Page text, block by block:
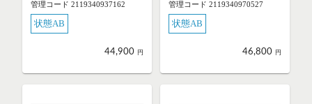
管理コード 2119340937162
状態AB
44,900 円
管理コード 2119340970527
状態AB
46,800 円